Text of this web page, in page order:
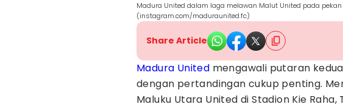
Madura United dalam laga melawan Malut United pada
(instagram.com/maduraunited.fc)
Share Article
Madura United mengawali putaran kedua
dengan pertandingan cukup penting.
Maluku Utara United di Stadion Kie